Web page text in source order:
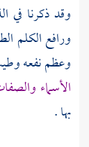
وقد ذكرنا في
ورافع الكلم
وعظم نفعه
الأسماء
بها .